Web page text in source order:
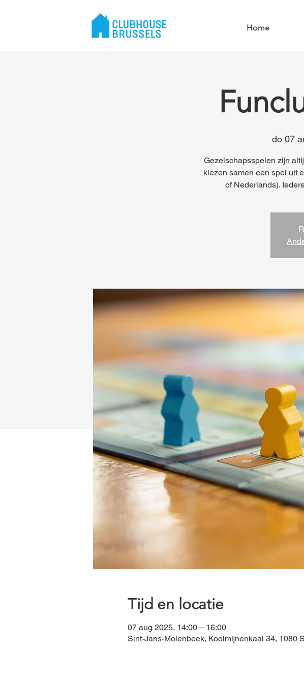
Home
do 07
Gezelschapsspelen zijn
kiezen samen een spel uit
of Nederlands).
Tijd en locatie
07 aug 2025, 14:00 – 16:00
Sint-Jans-Molenbeek, Koolmijnenkaai 34, 1080